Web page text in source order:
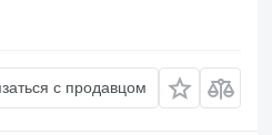
с продавцом